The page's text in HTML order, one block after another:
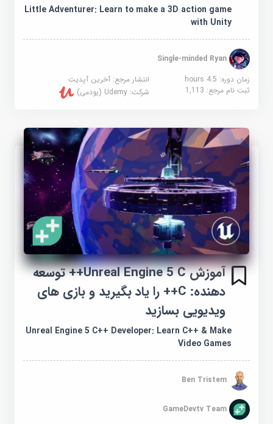
Little Adventurer: Learn to make a 3D action game
with Unity
Single-minded Ryan
زمان دوره: 4.5 hours
انتشار مرجع:آخرین آپدیت
ثبت نام مرجع:1,113 شرکت:Udemy (یودمی)
آموزش Unreal Engine 5 C++ توسعه
دهنده: C++ را یاد بگیرید و بازی های
ویدیویی بسازید
Unreal Engine 5 C++ Developer: Learn C++ & Make
Video Games
Ben Tristem
GameDevtv Team